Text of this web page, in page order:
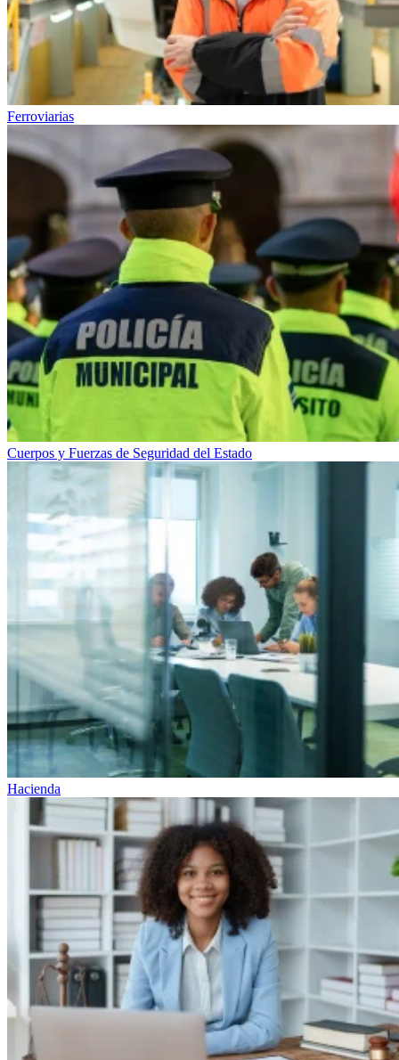
Ferroviarias
Cuerpos y Fuerzas de Seguridad del Estado
Hacienda